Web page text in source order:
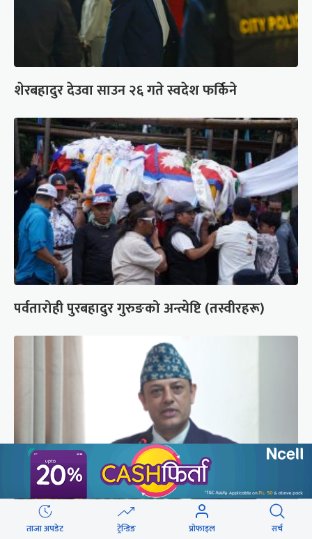
शेरबहादुर देउवा साउन २६ गते स्वदेश फर्किने
पर्वतारोही पुरबहादुर गुरुङको अन्त्येष्टि (तस्वीरहरू)
‘संसद्‍मा कालो चस्मा खोल्नू, बैठक चल्दा सेयर कारोबार
ताजा अपडेट ट्रेन्डिङ प्रोफाइल सर्च